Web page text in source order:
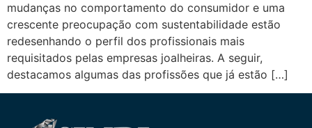
mudanças no comportamento do consumidor e uma
crescente preocupação com sustentabilidade estão
redesenhando o perfil dos profissionais mais
requisitados pelas empresas joalheiras. A seguir,
destacamos algumas das profissões que já estão […]